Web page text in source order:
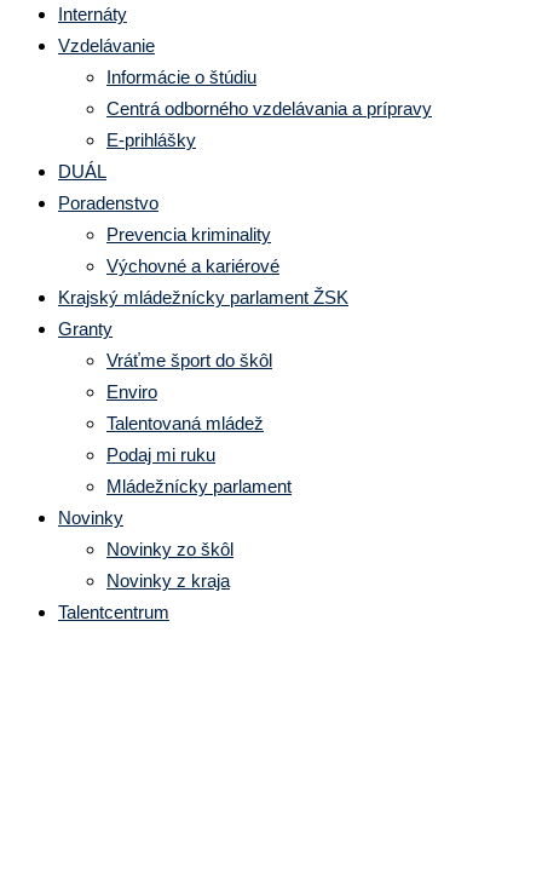
Internáty
Vzdelávanie
Informácie o štúdiu
Centrá odborného vzdelávania a prípravy
E-prihlášky
DUÁL
Poradenstvo
Prevencia kriminality
Výchovné a kariérové
Krajský mládežnícky parlament ŽSK
Granty
Vráťme šport do škôl
Enviro
Talentovaná mládež
Podaj mi ruku
Mládežnícky parlament
Novinky
Novinky zo škôl
Novinky z kraja
Talentcentrum